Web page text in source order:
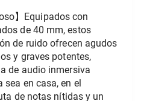
】Equipados con
de 40 mm, estos
de ruido ofrecen agudos
y graves potentes,
de audio inmersiva
sea en casa, en el
de notas nítidas y un